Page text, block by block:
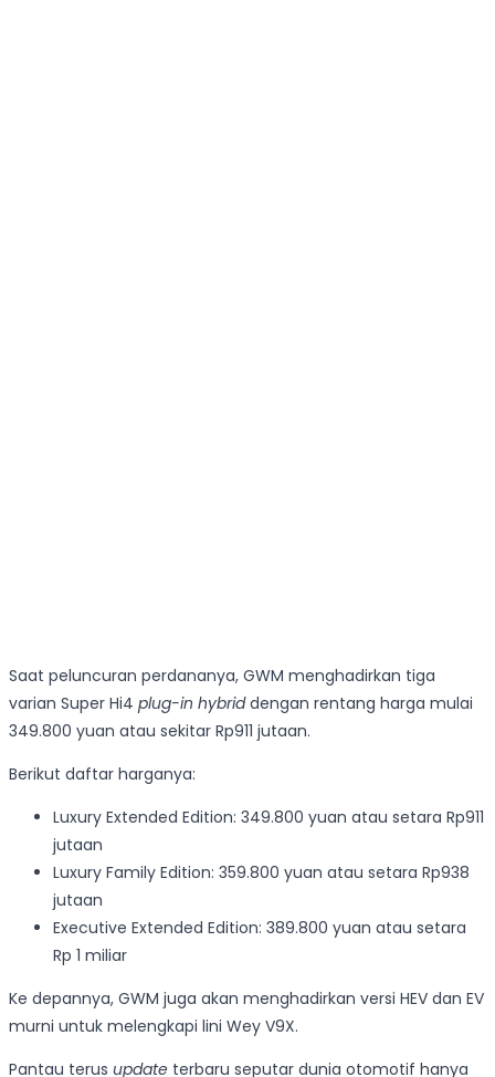
Saat peluncuran perdananya, GWM menghadirkan tiga
varian Super Hi4 plug-in hybriddengan rentang harga mulai
349.800 yuan atau sekitar Rp911 jutaan.
Berikut daftar harganya:
Luxury Extended Edition: 349.800 yuan atau setara Rp911
jutaan
Luxury Family Edition: 359.800 yuan atau setara Rp938
jutaan
Executive Extended Edition: 389.800 yuan atau setara
Rp 1 miliar
Ke depannya, GWM juga akan menghadirkan versi HEV dan EV
murni untuk melengkapi lini Wey V9X.
Pantau terus update terbaru seputar dunia otomotif hanya